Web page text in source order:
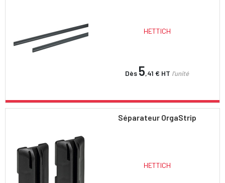
HETTICH
Dès 5,41 € HT l'unité
Séparateur OrgaStrip
HETTICH